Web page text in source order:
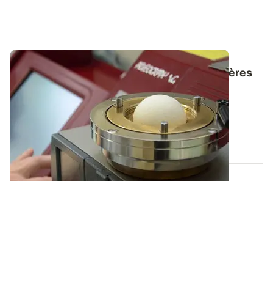
Le saviez-vous ? - Le W et le P/L, deux critères
majeurs pour la panification
Derrière ces lettres se cachent deux paramètres
indispensables pour évaluer la qualité des...
02 JUILL. 2020